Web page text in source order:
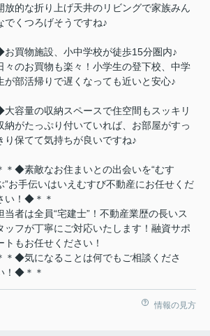
放的な折り上げ天井のリビングで家族みん
でくつろげそうですね♪
買物施設、小中学校が徒歩15分圏内♪
々のお買物も楽々！小学生の登下校、中学
が部活帰りで遅くなっても近いと安心♪
容量の収納スペースで住空間もスッキリ
納がたっぷり付いていれば、お部屋がすっ
り保てて気持ちが良いですね♪
＊◆素敵なお住まいとの出会いを“むす
”お手伝いはいえむすび不動産にお任せくだ
い！◆＊＊
当者は全員“宅建士”！不動産業歴の長いス
ッフが丁寧にご対応いたします！融資サポ
トもお任せください！
＊◆気になることは何でもご相談くださ
！◆＊＊
情報の見方